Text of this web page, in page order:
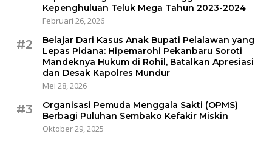
Kepenghuluan Teluk Mega Tahun 2023-2024
Februari 26, 2026
#2
Belajar Dari Kasus Anak Bupati Pelalawan yang
Lepas Pidana: Hipemarohi Pekanbaru Soroti
Mandeknya Hukum di Rohil, Batalkan Apresiasi
dan Desak Kapolres Mundur
Mei 28, 2026
#3
Organisasi Pemuda Menggala Sakti (OPMS)
Berbagi Puluhan Sembako Kefakir Miskin
Oktober 29, 2025